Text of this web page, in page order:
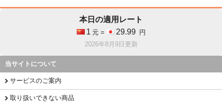
本日の適用レート
1 元 = 29.99
円
2026年8月9日更新
当サイトについて
サービスのご案内
取り扱いできない商品